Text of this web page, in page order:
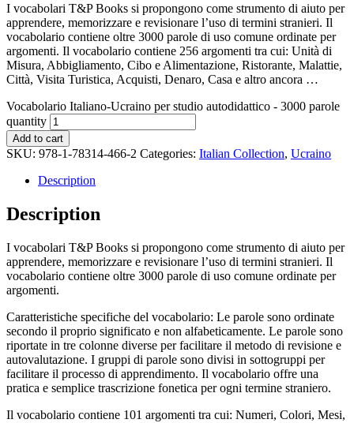
I vocabolari T&P Books si propongono come strumento di aiuto per
apprendere, memorizzare e revisionare l’uso di termini stranieri. Il
vocabolario contiene oltre 3000 parole di uso comune ordinate per
argomenti. Il vocabolario contiene 256 argomenti tra cui: Unità di
Misura, Abbigliamento, Cibo e Alimentazione, Ristorante, Malattie,
Città, Visita Turistica, Acquisti, Denaro, Casa e altro ancora …
Vocabolario Italiano-Ucraino per studio autodidattico - 3000 parole
quantity
Add to cart
SKU: 978-1-78314-466-2 Categories: Italian Collection, Ucraino
Description
Description
I vocabolari T&P Books si propongono come strumento di aiuto per
apprendere, memorizzare e revisionare l’uso di termini stranieri. Il
vocabolario contiene oltre 3000 parole di uso comune ordinate per
argomenti.
Caratteristiche specifiche del vocabolario: Le parole sono ordinate
secondo il proprio significato e non alfabeticamente. Le parole sono
riportate in tre colonne diverse per facilitare il metodo di revisione e
autovalutazione. I gruppi di parole sono divisi in sottogruppi per
facilitare il processo di apprendimento. Il vocabolario offre una
pratica e semplice trascrizione fonetica per ogni termine straniero.
Il vocabolario contiene 101 argomenti tra cui: Numeri, Colori, Mesi,